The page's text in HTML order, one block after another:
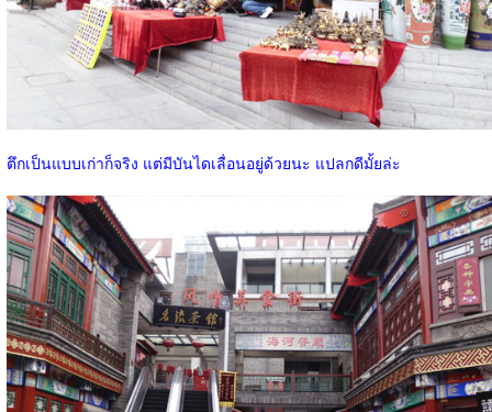
ตึกเป็นแบบเก่าก็จริง แต่มีบันไดเลื่อนอยู่ด้วยนะ แปลกดีมั้ยล่ะ